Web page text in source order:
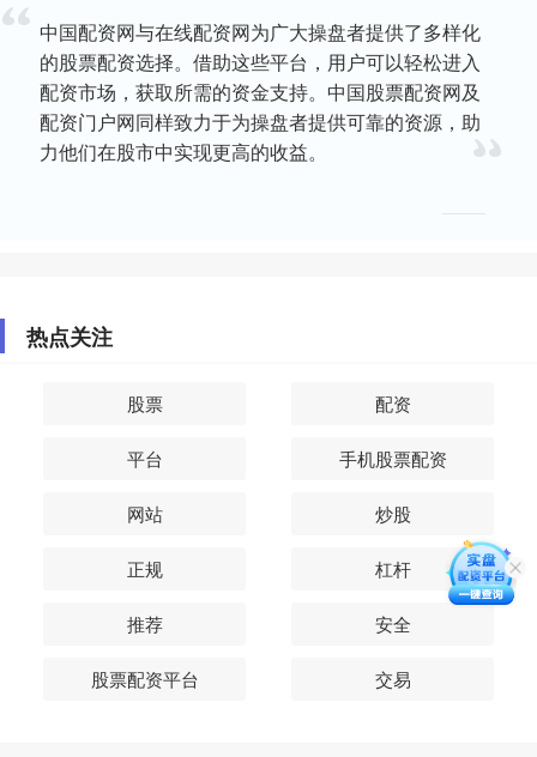
中国配资网与在线配资网为广大操盘者提供了多样化
的股票配资选择。借助这些平台，用户可以轻松进入
配资市场，获取所需的资金支持。中国股票配资网及
配资门户网同样致力于为操盘者提供可靠的资源，助
力他们在股市中实现更高的收益。
热点关注
股票 配资
平台 手机股票配资
网站 炒股
正规 杠杆
推荐 安全
股票配资平台 交易